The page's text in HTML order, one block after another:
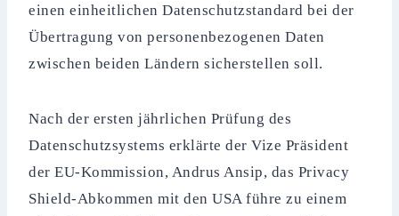
einen einheitlichen Datenschutzstandard bei der
Übertragung von personenbezogenen Daten
zwischen beiden Ländern sicherstellen soll.
Nach der ersten jährlichen Prüfung des
Datenschutzsystems erklärte der Vize Präsident
der EU-Kommission, Andrus Ansip, das Privacy
Shield-Abkommen mit den USA führe zu einem